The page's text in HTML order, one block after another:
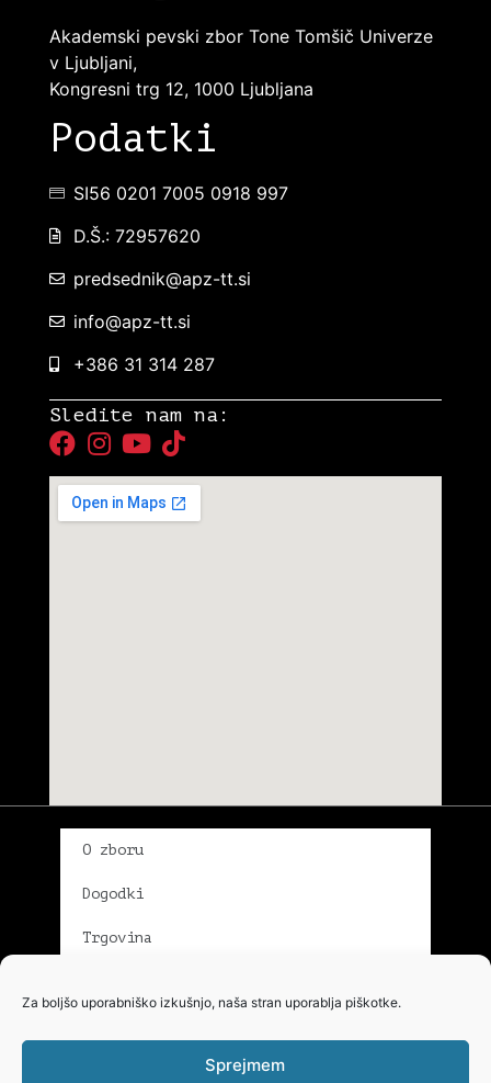
Za boljšo uporabniško izkušnjo, naša stran uporablja piškotke.
Sprejmem
Akademski pevski zbor Tone Tomšič Univerze
v Ljubljani,
Kongresni trg 12, 1000 Ljubljana
Podatki
SI56 0201 7005 0918 997
D.Š.: 72957620
predsednik@apz-tt.si
info@apz-tt.si
+386 31 314 287
Sledite nam na:
O zboru
Dogodki
Trgovina